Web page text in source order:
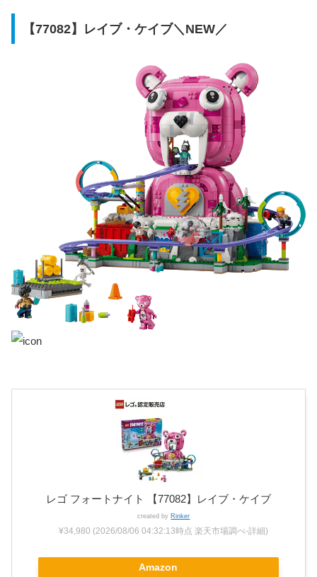
補給物資 10歳～ 314
対象年齢 ミニフィグ数
【77082】レイブ・ケイブ＼NEW／
レゴ フォートナイト 【77082】レイブ・ケイブ
created by Rinker
¥34,980 (2026/08/06 04:32:13時点 楽天市場調べ-詳細)
Amazon